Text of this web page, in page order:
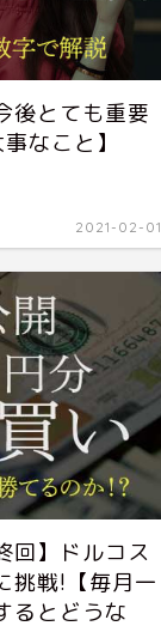
後とても重要
なこと】
2021-02-01
回】ドルコス
挑戦!【毎月一
るとどうな